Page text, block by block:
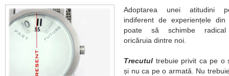
Adoptarea unei atitudini
indiferent de experiențele din
poate să schimbe
oricăruia dintre noi.
Trecutul trebuie privit ca pe o
și nu ca pe o armată. Nu